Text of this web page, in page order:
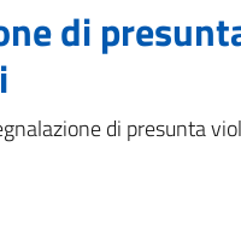
di
di presunta